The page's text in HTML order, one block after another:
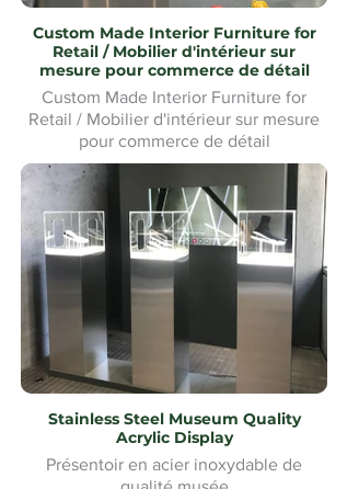
Custom Made Interior Furniture for
Retail / Mobilier d'intérieur sur
mesure pour commerce de détail
Custom Made Interior Furniture for
Retail / Mobilier d'intérieur sur mesure
pour commerce de détail
Stainless Steel Museum Quality
Acrylic Display
Présentoir en acier inoxydable de